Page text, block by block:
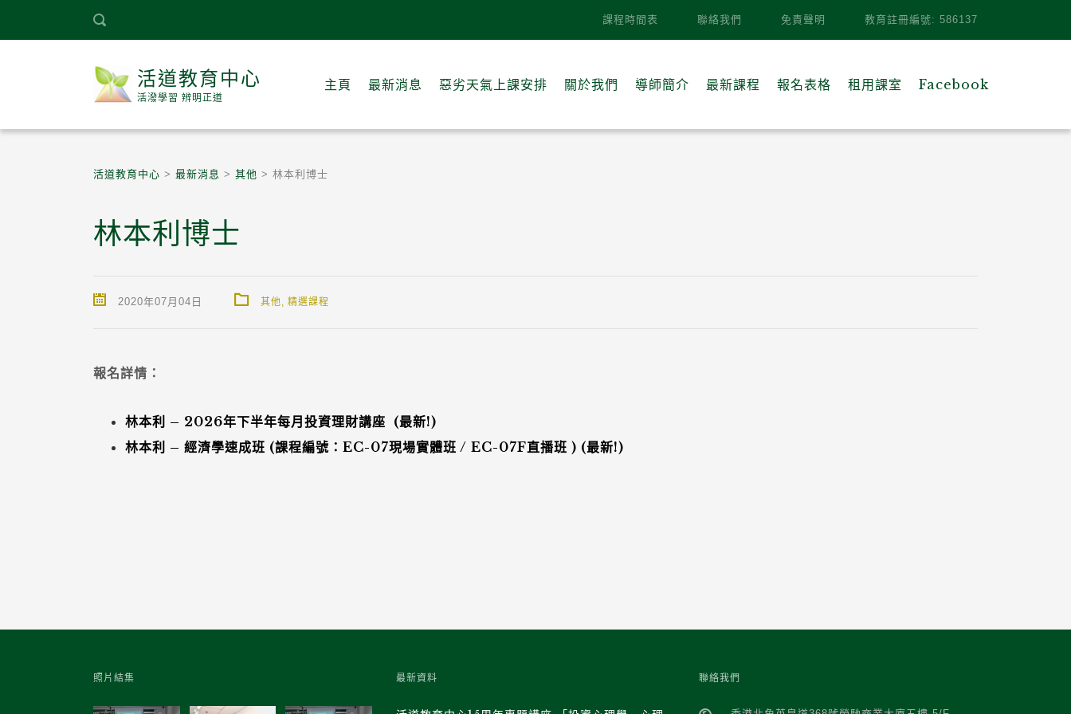
課程時間表 聯絡我們 免責聲明 教育註冊編號: 586137
活道教育中心
活潑學習 辨明正道
主頁 最新消息 惡劣天氣上課安排 關於我們 導師簡介 最新課程 報名表格 租用課室 Facebook
活道教育中心 > 最新消息 > 其他 > 林本利博士
林本利博士
2020年07月04日 其他, 精選課程
報名詳情：
林本利 – 2026年下半年每月投資理財講座 (最新!)
林本利 – 經濟學速成班 (課程編號：EC-07現場實體班 / EC-07F直播班 ) (最新!)
照片結集 最新資料 聯絡我們